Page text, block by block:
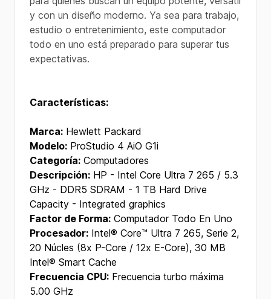
y con un diseño moderno. Ya sea para trabajo,
estudio o entretenimiento, este computador
todo en uno está preparado para superar tus
expectativas.
Características:
Marca: Hewlett Packard
Modelo: ProStudio 4 AiO G1i
Categoría: Computadores
Descripción: HP - Intel Core Ultra 7 265 / 5.3
GHz - DDR5 SDRAM - 1 TB Hard Drive
Capacity - Integrated graphics
Factor de Forma: Computador Todo En Uno
Procesador: Intel® Core™ Ultra 7 265, Serie 2,
20 Núcles (8x P-Core / 12x E-Core), 30 MB
Intel® Smart Cache
Frecuencia CPU: Frecuencia turbo máxima
5.00 GHz